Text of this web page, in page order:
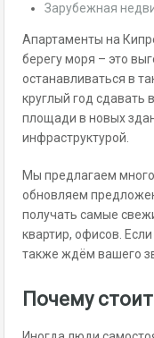
Зарубежная
Апартаменты на
берегу моря – это
останавливаться в
круглый год сдавать
площади в новых
инфраструктурой.
Мы предлагаем
обновляем
получать самые
квартир, офисов.
также ждём вашего
Почему